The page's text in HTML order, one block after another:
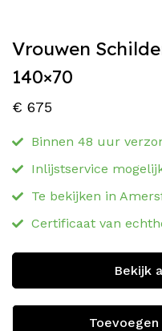
Vrouwen
140×70
€ 675
Binnen 48 uur
Inlijstservice
Te bekijken in
Certificaat van
Bekijk